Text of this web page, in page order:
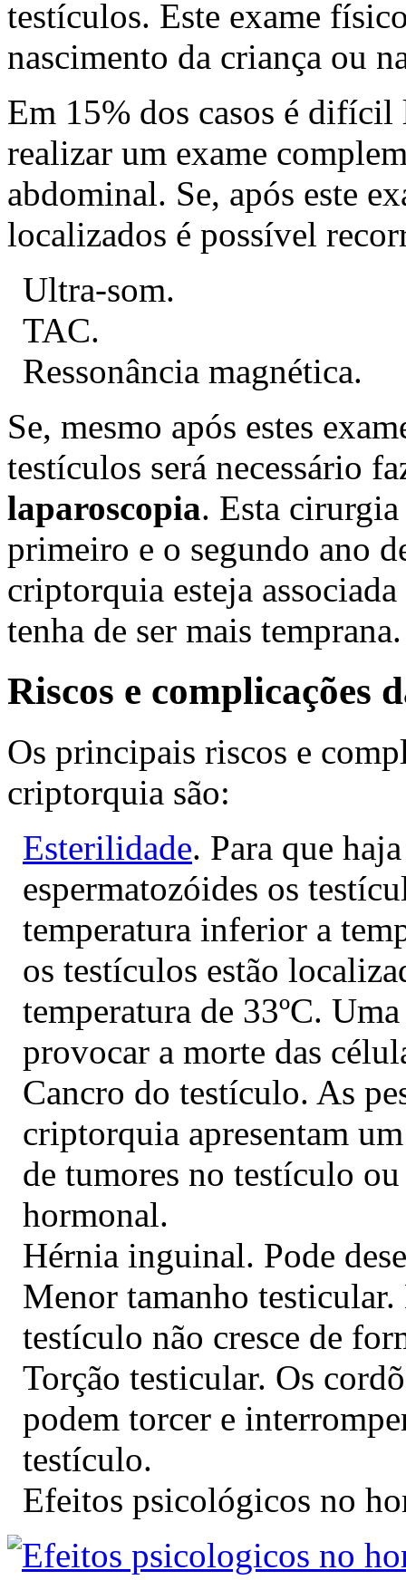
testículos. Este exame
nascimento da criança ou
Em 15% dos casos é
realizar um exame
abdominal. Se, após este
localizados é possível
Ultra-som.
TAC.
Ressonância magnética.
Se, mesmo após estes
testículos será necessário
laparoscopia. Esta
primeiro e o segundo ano
criptorquia esteja
tenha de ser mais temprana.
Riscos e complicações
Os principais riscos e
criptorquia são:
Esterilidade. Para que
espermatozóides os
temperatura inferior a
os testículos estão
temperatura de 33ºC.
provocar a morte das
Cancro do testículo. As
criptorquia apresentam
de tumores no testículo
hormonal.
Hérnia inguinal. Pode
Menor tamanho
testículo não cresce de
Torção testicular. Os
podem torcer e
testículo.
Efeitos psicológicos no